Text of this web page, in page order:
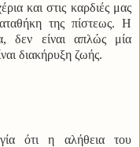
και στις καρδιές μας
της πίστεως. Η
δεν είναι απλώς μία
διακήρυξη ζωής.
ότι η αλήθεια του